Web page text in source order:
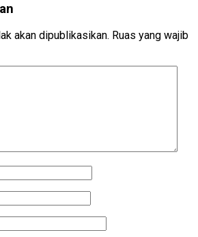
akan dipublikasikan. Ruas yang wajib